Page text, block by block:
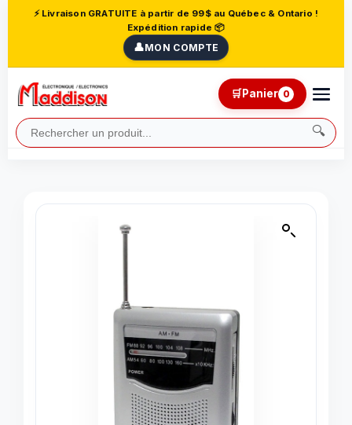
⚡ Livraison GRATUITE à partir de 99$ au Québec & Ontario !
Expédition rapide 📦
👤MON COMPTE
🔍
🛒Panier 0